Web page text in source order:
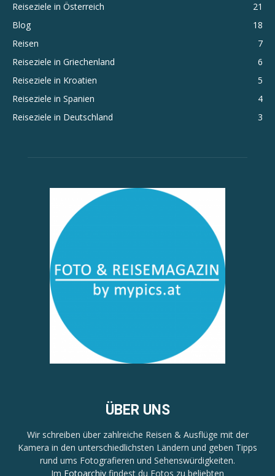
Reiseziele in Österreich
21
Blog
18
Reisen
7
Reiseziele in Griechenland
6
Reiseziele in Kroatien
5
Reiseziele in Spanien
4
Reiseziele in Deutschland
3
ÜBER UNS
Wir schreiben über zahlreiche Reisen & Ausflüge mit der
Kamera in den unterschiedlichsten Ländern und geben Tipps
rund ums Fotografieren und Sehenswürdigkeiten.
Im Fotoarchiv findest du Fotos zu beliebten